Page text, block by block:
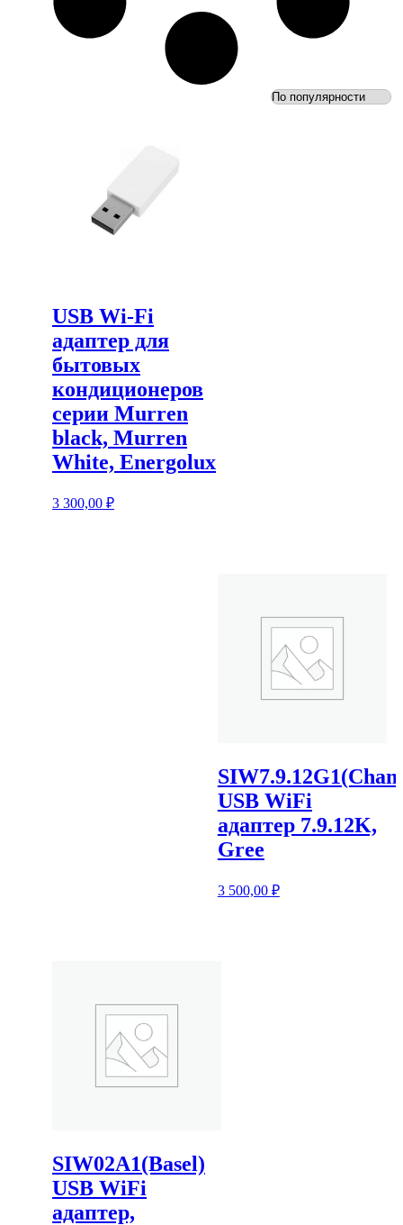
USB Wi-Fi
адаптер для
бытовых
кондиционеров
серии Murren
black, Murren
White, Energolux
3 300,00 ₽
USB WiFi
адаптер 7.9.12K,
Gree
3 500,00 ₽
SIW02A1(Basel)
USB WiFi
адаптер,